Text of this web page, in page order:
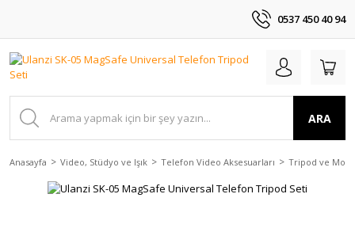
0537 450 40 94
ARA
Anasayfa Video, Stüdyo ve Işık Telefon Video Aksesuarları Tripod ve